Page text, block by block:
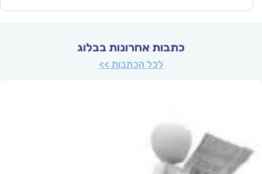
כתבות אחרונות בבלוג
לכל הכתבות >>